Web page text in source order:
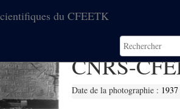
du CFEETK
CNRS-
Date de la photographie :